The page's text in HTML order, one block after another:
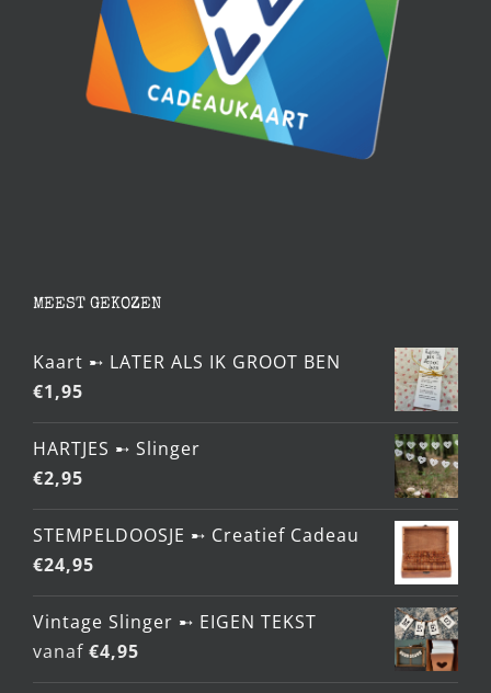
MEEST GEKOZEN
Kaart ➸ LATER ALS IK GROOT BEN
€1,95
HARTJES ➸ Slinger
€2,95
STEMPELDOOSJE ➸ Creatief Cadeau
€24,95
Vintage Slinger ➸ EIGEN TEKST
vanaf €4,95